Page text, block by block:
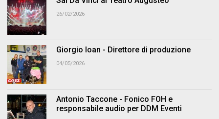
26/02/2026
Giorgio Ioan - Direttore di produzione
04/05/2026
Antonio Taccone - Fonico FOH e
responsabile audio per DDM Eventi